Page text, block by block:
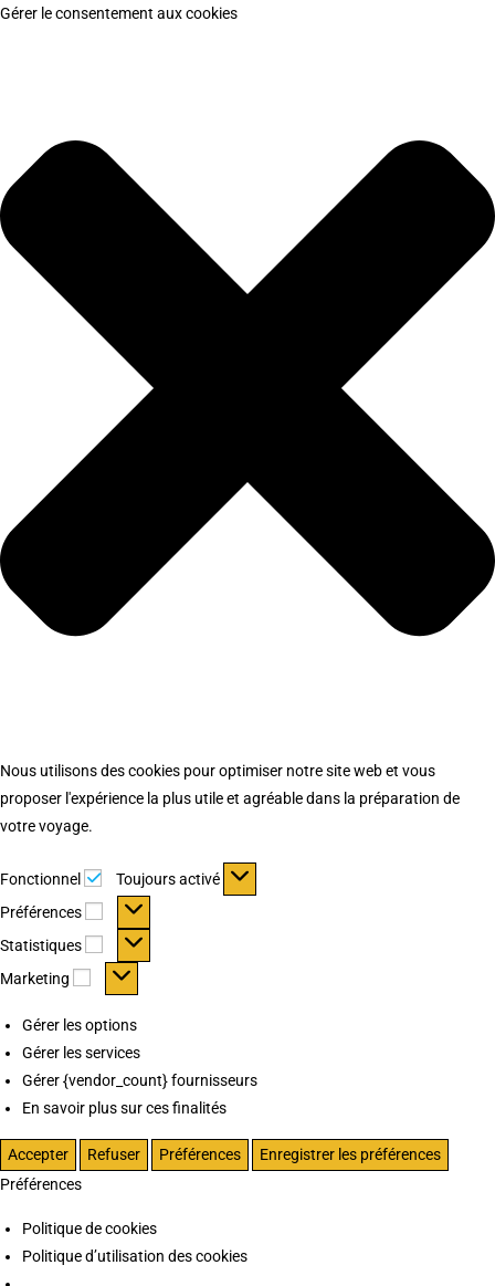
Gérer le consentement aux cookies
Nous utilisons des cookies pour optimiser notre site web et vous
proposer l'expérience la plus utile et agréable dans la préparation de
votre voyage.
Fonctionnel Fonctionnel
Toujours activé
Préférences
Préférences
Statistiques Statistiques
Marketing Marketing
Gérer les options
Gérer les services
Gérer {vendor_count} fournisseurs
En savoir plus sur ces finalités
Accepter Refuser Préférences
Enregistrer les préférences
Préférences
Politique de cookies
Politique d’utilisation des cookies